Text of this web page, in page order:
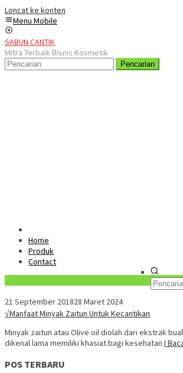
Loncat ke konten
Menu Mobile
SABUN CANTIK
Mitra Terbaik Bisnis Kosmetik
Pencarian
Home
Produk
Contact
21 September 201828 Maret 2024
√Manfaat Minyak Zaitun Untuk Kecantikan
Minyak zaitun atau Olive oil diolah dari ekstrak
dikenal lama memiliki khasiat bagi kesehatan I
POS TERBARU